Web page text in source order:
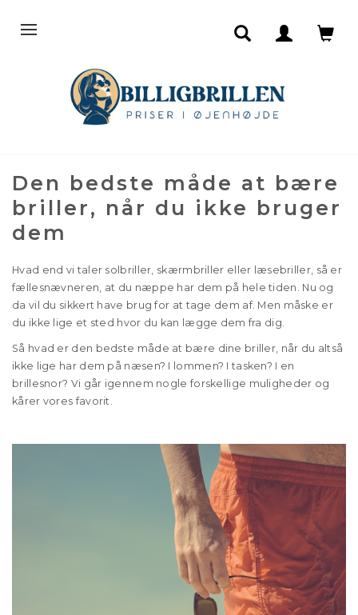
Den bedste måde at bære
briller, når du ikke bruger
dem
Hvad end vi taler solbriller, skærmbriller eller læsebriller, så er
fællesnævneren, at du næppe har dem på hele tiden. Nu og
da vil du sikkert have brug for at tage dem af. Men måske er
du ikke lige et sted hvor du kan lægge dem fra dig.
Så hvad er den bedste måde at bære dine briller, når du altså
ikke lige har dem på næsen? I lommen? I tasken? I en
brillesnor? Vi går igennem nogle forskellige muligheder og
kårer vores favorit.